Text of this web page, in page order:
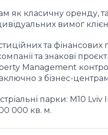
як класичну оренду,
вимог
та фінансових
та знакові
Management
з бізнес-
парки: M10
000 кв. м.